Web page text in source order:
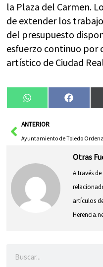
la Plaza del Carmen.
de extender los
del presupuesto
esfuerzo continuo por
artístico de Ciudad
Compartir
en
WhatsApp
en
AntANTERIOR
Otras
A través
artículos